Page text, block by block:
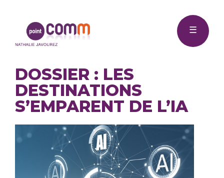
Point
☰
DOSSIER : LES
DESTINATIONS
S’EMPARENT DE L’IA